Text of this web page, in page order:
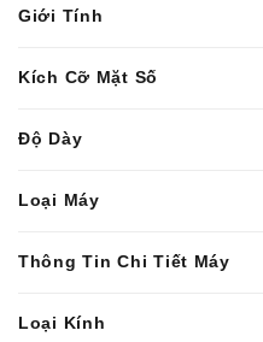
Giới Tính
Kích Cỡ Mặt Số
Độ Dày
Loại Máy
Thông Tin Chi Tiết Máy
Loại Kính